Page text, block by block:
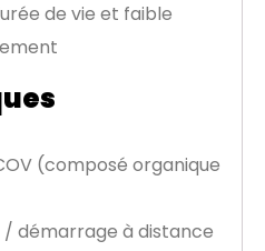
de vie et faible
(composé organique
démarrage à distance